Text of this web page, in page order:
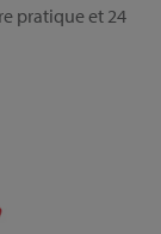
pratique et 24